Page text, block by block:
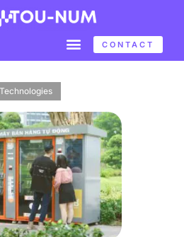
CONTACT
Technologies